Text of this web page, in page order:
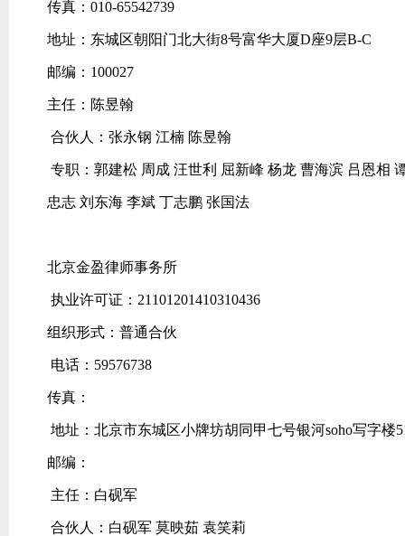
传真：010-65542739
地址：东城区朝阳门北大街8号富华大厦D座9层B-C
邮编：100027
主任：陈昱翰
合伙人：张永钢 江楠 陈昱翰
专职：郭建松 周成 汪世利 屈新峰 杨龙 曹海滨 吕恩相
忠志 刘东海 李斌 丁志鹏 张国法
北京金盈律师事务所
执业许可证：21101201410310436
组织形式：普通合伙
电话：59576738
传真：
地址：北京市东城区小牌坊胡同甲七号银河soho写字楼
邮编：
主任：白砚军
合伙人：白砚军 莫映茹 袁笑莉